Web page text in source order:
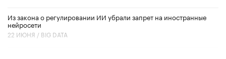
Из закона о регулировании ИИ убрали запрет на иностранные
нейросети
22 ИЮНЯ / BIG DATA